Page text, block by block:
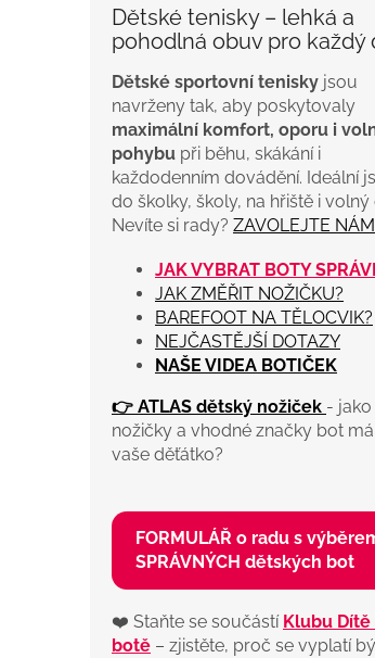
Dětské tenisky – lehká a
pohodlná obuv pro každý
Dětské sportovní tenisky jsou
navrženy tak, aby poskytovaly
maximální komfort, oporu i
pohybu při běhu, skákání i
každodenním dovádění. Ideální
do školky, školy, na hřiště i volný
Nevíte si rady? ZAVOLEJTE NÁM
JAK VYBRAT BOTY
JAK ZMĚŘIT NOŽIČKU?
BAREFOOT NA TĚLOCVIK?
NEJČASTĚJŠÍ DOTAZY
NAŠE VIDEA BOTIČEK
👉 ATLAS dětský nožiček -
nožičky a vhodné značky bot má
vaše děťátko?
FORMULÁŘ o radu s
SPRÁVNÝCH dětských bot
❤️ Staňte se součástí Klubu Dítě
botě – zjistěte, proč se vyplatí